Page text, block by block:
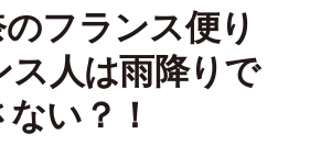
のフランス便り
ス人は雨降りで
い？！